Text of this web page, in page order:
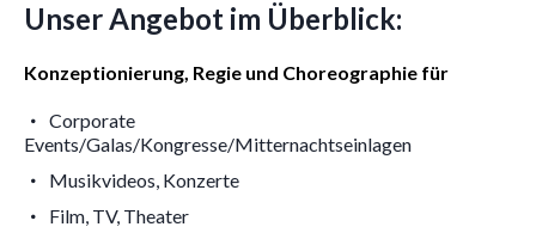
Unser Angebot im Überblick:
Konzeptionierung, Regie und Choreographie für
Corporate
Events/Galas/Kongresse/Mitternachtseinlagen
Musikvideos, Konzerte
Film, TV, Theater